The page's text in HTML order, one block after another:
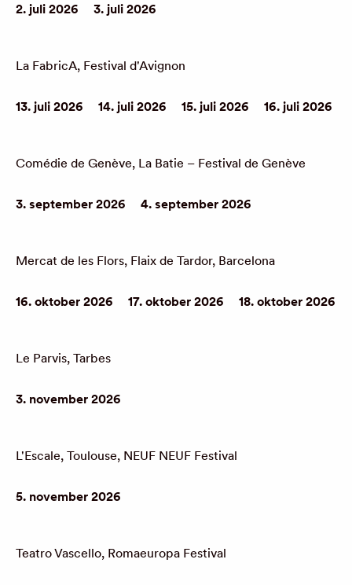
2. juli 2026 3. juli 2026
La FabricA, Festival d'Avignon
13. juli 2026 14. juli 2026 15. juli 2026 16. juli 2026
Comédie de Genève, La Batie – Festival de Genève
3. september 2026 4. september 2026
Mercat de les Flors, Flaix de Tardor, Barcelona
16. oktober 2026 17. oktober 2026 18. oktober 2026
Le Parvis, Tarbes
3. november 2026
L'Escale, Toulouse, NEUF NEUF Festival
5. november 2026
Teatro Vascello, Romaeuropa Festival